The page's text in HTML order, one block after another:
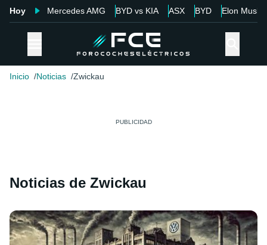
Hoy Mercedes AMG BYD vs KIA ASX BYD Elon Musk
Inicio Noticias Zwickau
Noticias de Zwickau